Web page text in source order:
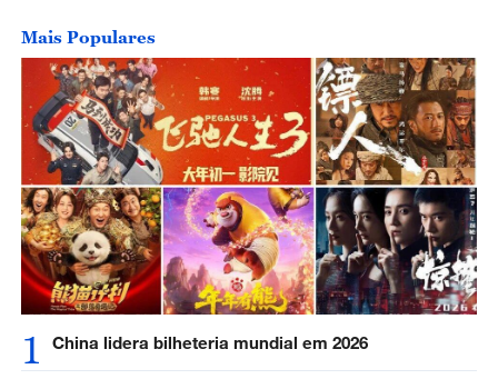
Mais Populares
1 China lidera bilheteria mundial em 2026